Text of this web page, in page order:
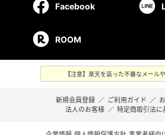
Facebook
ROOM
【注意】楽天を装った不審なメール
新規会員登録 ／ ご利用ガイド ／
法人のお客様 ／ 特定商取引法に